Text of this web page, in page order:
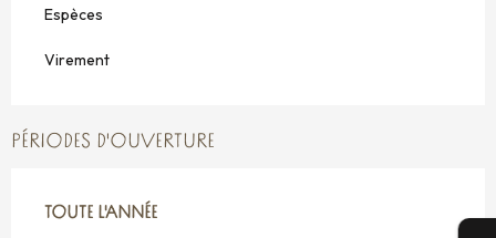
Espèces
Virement
PÉRIODES D'OUVERTURE
TOUTE L'ANNÉE
TOUTE L'ANNÉE